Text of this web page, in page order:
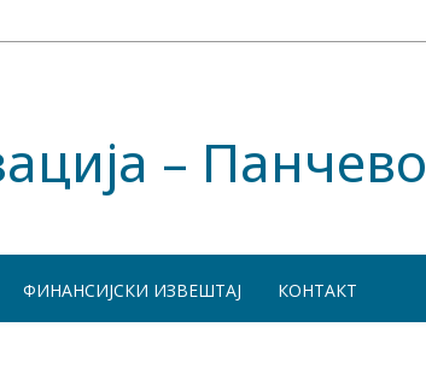
– Панчево
ФИНАНСИЈСКИ ИЗВЕШТАЈ КОНТАКТ